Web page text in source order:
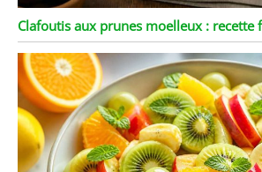
Clafoutis aux prunes moelleux : recette